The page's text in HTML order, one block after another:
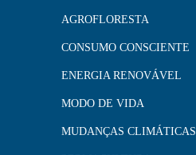
AGROFLORESTA
CONSUMO CONSCIENTE
ENERGIA RENOVÁVEL
MODO DE VIDA
MUDANÇAS CLIMÁTICAS